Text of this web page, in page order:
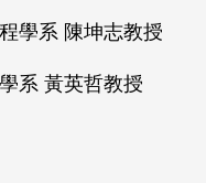
學系 陳坤志教授
系 黃英哲教授